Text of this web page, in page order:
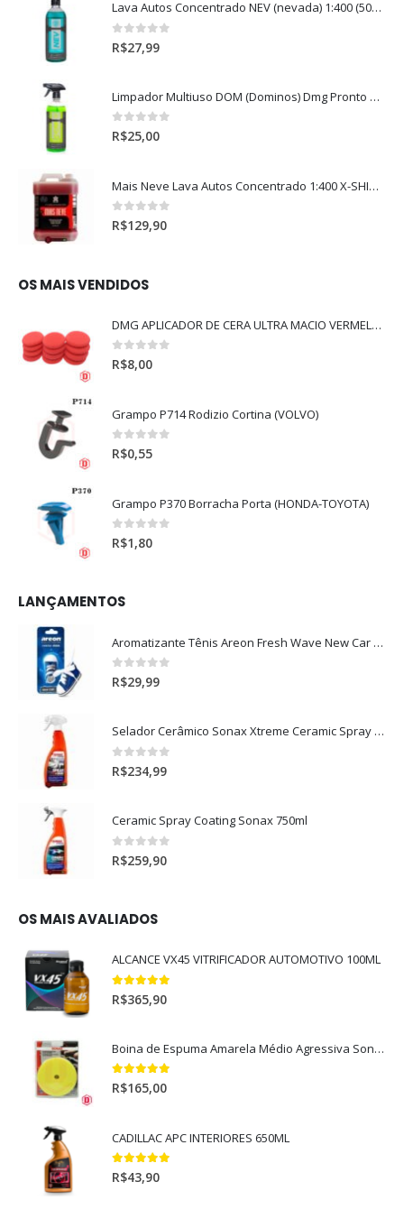
Lava Autos Concentrado NEV (nevada) 1:400 (500ml)
0 out of 5
R$27,99
Limpador Multiuso DOM (Dominos) Dmg Pronto P/Uso (500ml)
0out of 5
R$25,00
Mais Neve Lava Autos Concentrado 1:400 X-SHINE 5Litros
0out of 5
R$129,90
OS MAIS VENDIDOS
DMG APLICADOR DE CERA ULTRA MACIO VERMELHO l
0out of 5
R$8,00
Grampo P714 Rodizio Cortina (VOLVO)
0out of 5
R$0,55
Grampo P370 Borracha Porta (HONDA-TOYOTA)
0out of 5
R$1,80
LANÇAMENTOS
Aromatizante Tênis Areon Fresh Wave New Car / Carro Novo
0out of 5
R$29,99
Selador Cerâmico Sonax Xtreme Ceramic Spray + Seal (750ml)
0out of 5
R$234,99
Ceramic Spray Coating Sonax 750ml
0 out of 5
R$259,90
OS MAIS AVALIADOS
ALCANCE VX45 VITRIFICADOR AUTOMOTIVO 100ML
5.00out of 5
R$365,90
Boina de Espuma Amarela Médio Agressiva Sonax (5")
5.00out of 5
R$165,00
CADILLAC APC INTERIORES 650ML
5.00out of 5
R$43,90